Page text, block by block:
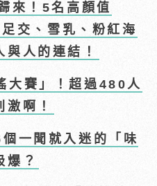
來！5名高顏值
交、雪乳、粉紅海
人的連結！
大賽」！超過480人
啊！
一聞就入迷的「味
爆？